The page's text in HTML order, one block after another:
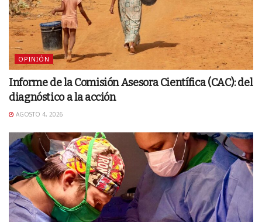
OPINIÓN
Informe de la Comisión Asesora Científica (CAC): del
diagnóstico a la acción
AGOSTO 4, 2026